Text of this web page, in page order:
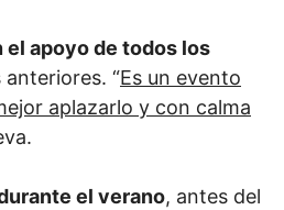
el apoyo de todos los
“Es un evento
aplazarlo y con calma
el verano, antes del